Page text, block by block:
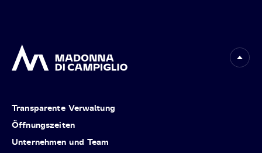
Transparente Verwaltung
Öffnungszeiten
Unternehmen und Team